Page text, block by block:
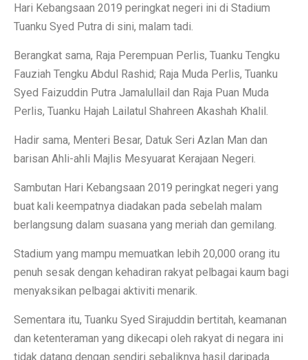
Hari Kebangsaan 2019 peringkat negeri ini di Stadium
Tuanku Syed Putra di sini, malam tadi.
Berangkat sama, Raja Perempuan Perlis, Tuanku Tengku
Fauziah Tengku Abdul Rashid; Raja Muda Perlis, Tuanku
Syed Faizuddin Putra Jamalullail dan Raja Puan Muda
Perlis, Tuanku Hajah Lai­latul Shahreen Akashah Khalil.
Hadir sama, Menteri Besar, Datuk Seri Azlan Man dan
barisan Ahli-ahli Majlis Mesyuarat Kerajaan Negeri.
Sambutan Hari Kebangsaan 2019 peringkat negeri yang
buat kali keempatnya diadakan pada sebelah malam
berlangsung dalam suasana yang meriah dan gemilang.
Stadium yang mampu memuatkan lebih 20,000 orang itu
penuh sesak dengan kehadiran rakyat pelbagai kaum bagi
menyaksikan pelbagai aktiviti menarik.
Sementara itu, Tuanku Syed Sirajuddin bertitah, keamanan
dan ketenteraman yang dikecapi oleh rakyat di negara ini
tidak datang dengan sendiri sebaliknya hasil daripada